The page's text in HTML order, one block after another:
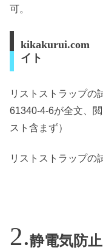
可。
kikakurui.com
イト
リストストラップ
61340-4-6が全文、
スト含まず）
リストストラップ
静電気防